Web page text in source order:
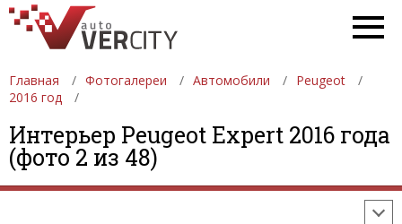
Главная Фотогалереи Автомобили
Peugeot
2016 год
Интерьер Peugeot Expert 2016 года
(фото 2 из 48)
ФОТОГАЛЕРЕИ АВТОМОБИЛИ
ДЕВУШКИ
АВТОСАЛОНЫ
ФОРМУЛА-1